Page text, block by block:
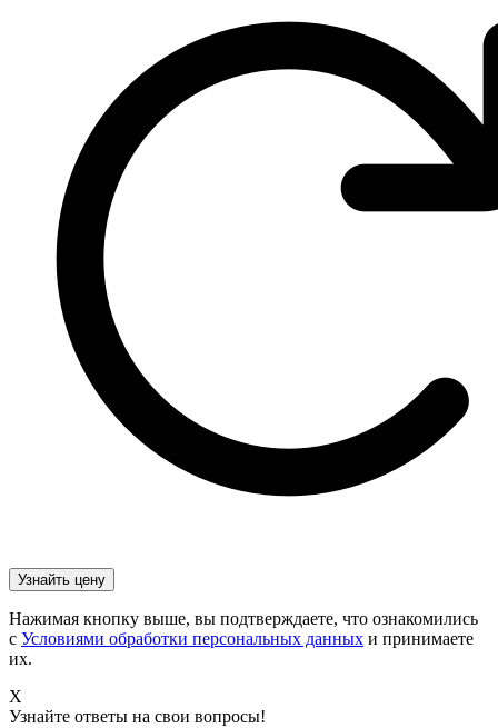
Нажимая кнопку выше, вы подтверждаете, что ознакомились
с Условиями обработки персональных данных и принимаете
их.
X
Узнайте ответы на свои вопросы!